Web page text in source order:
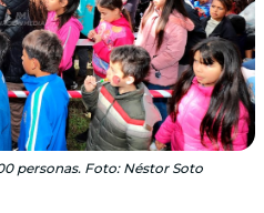
personas. Foto: Néstor Soto